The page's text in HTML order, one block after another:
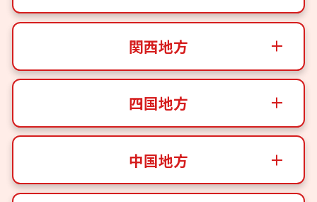
関西地方
四国地方
中国地方